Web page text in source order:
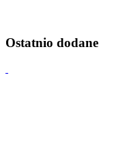
Ostatnio dodane